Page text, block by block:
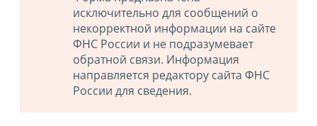
исключительно для сообщений о
некорректной информации на сайте
ФНС России и не подразумевает
обратной связи. Информация
направляется редактору сайта ФНС
России для сведения.